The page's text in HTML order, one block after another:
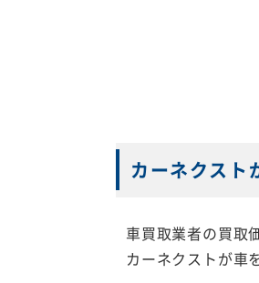
カーネクスト
車買取業者の買取
カーネクストが車